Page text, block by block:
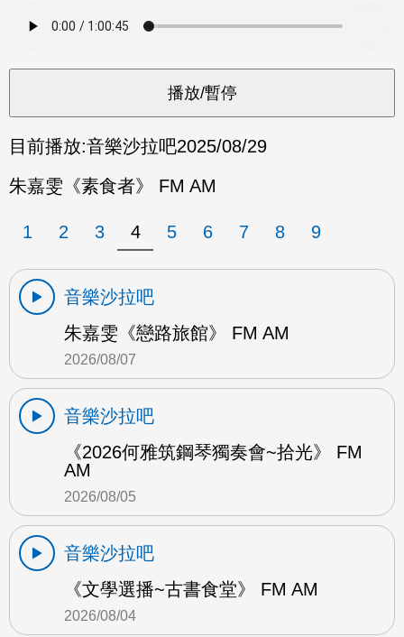
目前播放:音樂沙拉吧2025/08/29
朱嘉雯《素食者》 FM AM
1 2 3 4 5 6 7 8 9
音樂沙拉吧
朱嘉雯《戀路旅館》 FM AM
2026/08/07
音樂沙拉吧
《2026何雅筑鋼琴獨奏會~拾光》 FM
AM
2026/08/05
音樂沙拉吧
《文學選播~古書食堂》 FM AM
2026/08/04